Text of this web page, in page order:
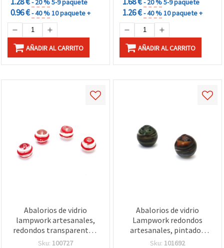
0.96 €- 40 %10 paquete +
AÑADIR AL CARRITO
1.26 €- 40 %10 paquete +
AÑADIR AL CARRITO
Abalorios de vidrio
lampwork artesanales,
redondos transparentes,
pintados en blanco y rojo,
Sku: 100727
Abalorios de vidrio
Lampwork redondos
artesanales, pintados
verde-marrón, 12 mm,
Sku: 101692